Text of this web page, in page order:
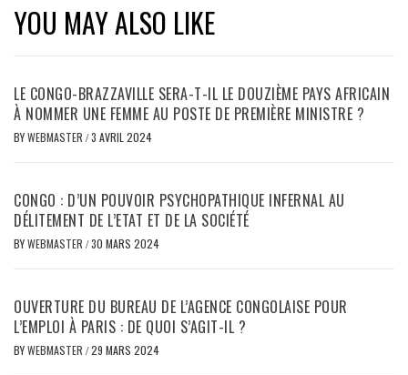
YOU MAY ALSO LIKE
LE CONGO-BRAZZAVILLE SERA-T-IL LE DOUZIÈME PAYS AFRICAIN
À NOMMER UNE FEMME AU POSTE DE PREMIÈRE MINISTRE ?
BYWEBMASTER /3 AVRIL 2024
CONGO : D’UN POUVOIR PSYCHOPATHIQUE INFERNAL AU
DÉLITEMENT DE L’ETAT ET DE LA SOCIÉTÉ
BYWEBMASTER /30 MARS 2024
OUVERTURE DU BUREAU DE L’AGENCE CONGOLAISE POUR
L’EMPLOI À PARIS : DE QUOI S’AGIT-IL ?
BYWEBMASTER /29 MARS 2024